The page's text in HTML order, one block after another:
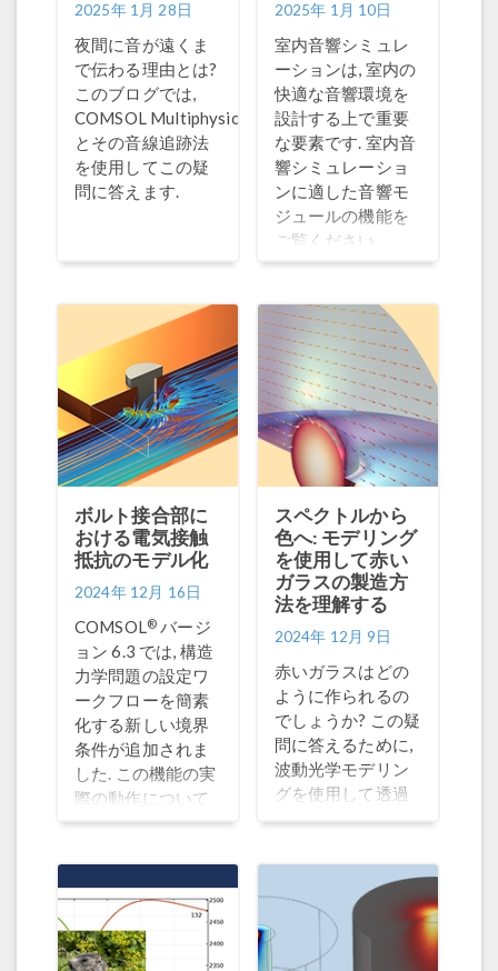
2025年 1月 28日
夜間に音が遠くま
で伝わる理由とは?
このブログでは,
COMSOL Multiphysics
とその音線追跡法
を使用してこの疑
問に答えます.
2025年 1月 10日
室内音響シミュレ
ーションは, 室内の
快適な音響環境を
設計する上で重要
な要素です. 室内音
響シミュレーショ
ンに適した音響モ
ジュールの機能を
ご覧ください.
ボルト接合部に
おける電気接触
抵抗のモデル化
2024年 12月 16日
COMSOL® バージ
ョン 6.3 では, 構造
力学問題の設定ワ
ークフローを簡素
化する新しい境界
条件が追加されま
した. この機能の実
際の動作について
は, こちらをご覧く
スペクトルから
色へ: モデリング
を使用して赤い
ガラスの製造方
法を理解する
2024年 12月 9日
赤いガラスはどの
ように作られるの
でしょうか? この疑
問に答えるために,
波動光学モデリン
グを使用して透過
スペクトルを調べ